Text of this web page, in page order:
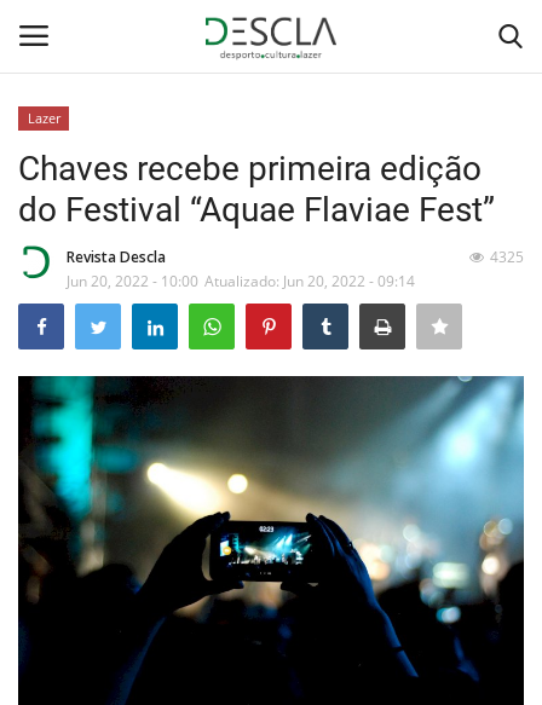
Home
...by Descla
Desporto
Contactos
Sobre Nós
Educação
Estatuto Editorial
Lazer
Chaves recebe primeira edição
do Festival “Aquae Flaviae Fest”
Revista Descla
Jun 20, 2022 - 10:00 Atualizado: Jun 20, 2022 - 09:14
4325